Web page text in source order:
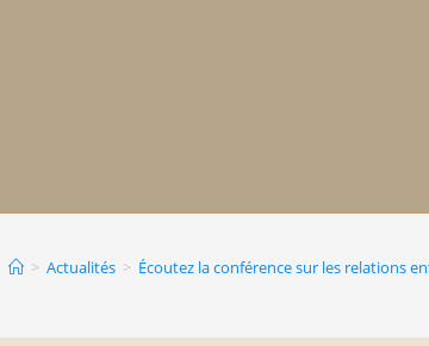
> Actualités > Écoutez la conférence sur les relations